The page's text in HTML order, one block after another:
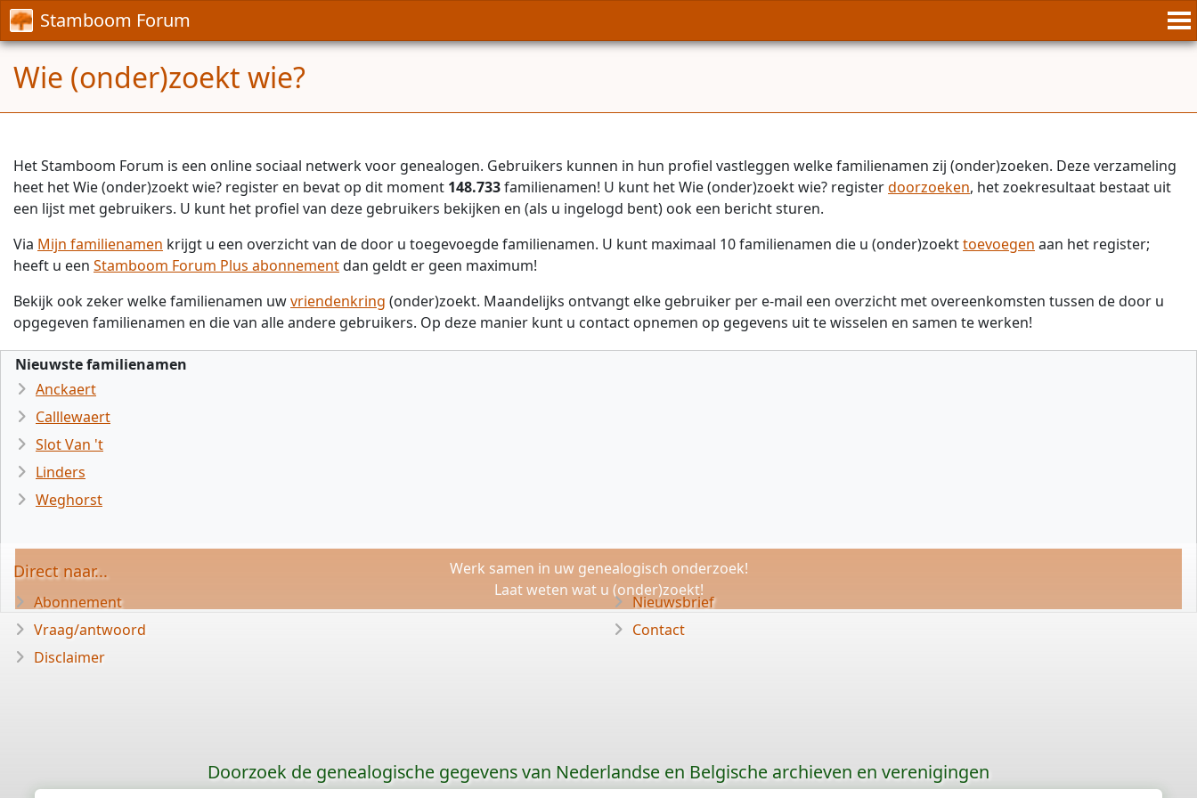
Stamboom Forum
Wie (onder)zoekt wie?
Het Stamboom Forum is een online sociaal netwerk voor genealogen. Gebruikers kunnen in hun profiel vastleggen welke familienamen zij (onder)zoeken. Deze verzameling
heet het Wie (onder)zoekt wie? register en bevat op dit moment 148.733familienamen! U kunt het Wie (onder)zoekt wie? registerdoorzoeken, het zoekresultaat bestaat uit
een lijst met gebruikers. U kunt het profiel van deze gebruikers bekijken en (als u ingelogd bent) ook een bericht sturen.
Via Mijn familienamen krijgt u een overzicht van de door u toegevoegde familienamen. U kunt maximaal 10 familienamen die u (onder)zoekttoevoegen aan het register;
heeft u een Stamboom Forum Plus abonnementdan geldt er geen maximum!
Bekijk ook zeker welke familienamen uwvriendenkring (onder)zoekt. Maandelijks ontvangt elke gebruiker per e-mail een overzicht met overeenkomsten tussen de door u
opgegeven familienamen en die van alle andere gebruikers. Op deze manier kunt u contact opnemen op gegevens uit te wisselen en samen te werken!
Nieuwste familienamen
Anckaert
Calllewaert
Slot Van 't
Linders
Weghorst
Werk samen in uw genealogisch onderzoek!
Laat weten wat u (onder)zoekt!
Direct naar...
Abonnement
Vraag/antwoord
Disclaimer
Nieuwsbrief
Contact
Doorzoek de genealogische gegevens van Nederlandse en Belgische archieven en verenigingen